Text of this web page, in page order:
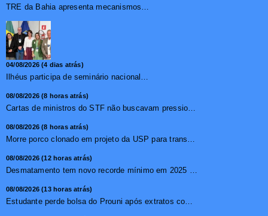
TRE da Bahia apresenta mecanismos de segurança das urnas e nova ordem de votação para eleições
04/08/2026 (4 dias atrás)
Ilhéus participa de seminário nacional sobre turismo sustentável e captação de investimentos
08/08/2026 (8 horas atrás)
Cartas de ministros do STF não buscavam pressionar, diz pr...
08/08/2026 (8 horas atrás)
Morre porco clonado em projeto da USP para transplante de �...
08/08/2026 (12 horas atrás)
Desmatamento tem novo recorde mínimo em 2025 na mata atlâ...
08/08/2026 (13 horas atrás)
Estudante perde bolsa do Prouni após extratos com apostas ...